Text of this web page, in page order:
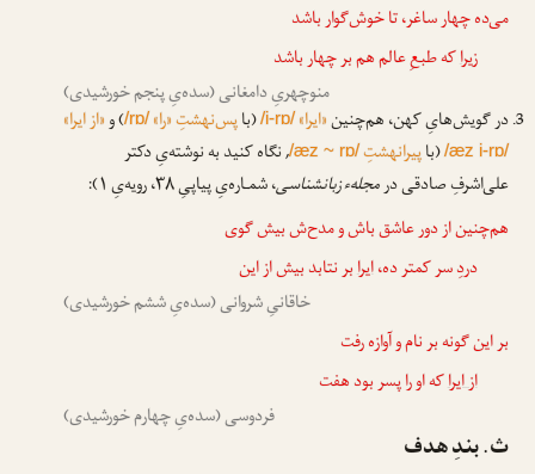
می‌ده چهار ساغر، تا خوش‌گوار باشد
زیراکه طبعِ عالم هم بر چهار باشد
منوچهریِ دامغانی (سده‌یِ پنجم خورشیدی)
در گویش‌هایِ کهن، هم‌چنین«ایرا»/i-rɒ/ (باپس‌نهشتِ «را»/rɒ/ ) و«از ایرا»
/æz i-rɒ/ (باپیرانهشتِ/æz ~ rɒ/
, نگاه کنید به نوشته‌یِ دکتر
علی‌اشرفِ صادقی درمجلهء زبانشناسی، شمـاره‌یِ پیاپیِ ۳۸، رویه‌یِ ۱):
هم‌چنین از دور عاشق باش و مدح‌ش بیش گوی
دردِ سر کمتر ده،ایرابر نتابد بیش از این
خاقانیِ شروانی (سده‌یِ ششم خورشیدی)
بر این گونه بر نام و آوازه رفت
از ایراکه او را پسر بود هفت
فردوسی (سده‌یِ چهارم خورشیدی)
ث. بندِ هدف